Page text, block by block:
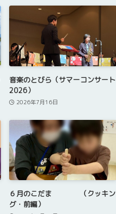
音楽のとびら（サマーコンサート
2026）
2026年7月16日
６月のこだま （クッキン
グ・前編）